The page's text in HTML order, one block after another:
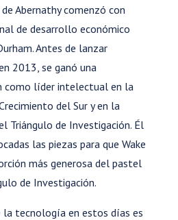
Abernathy comenzó con
de desarrollo económico
Antes de lanzar
2013, se ganó una
como líder intelectual en la
del Sur y en la
Triángulo de Investigación. Él
las piezas para que Wake
más generosa del pastel
de Investigación.
la tecnología en estos días es